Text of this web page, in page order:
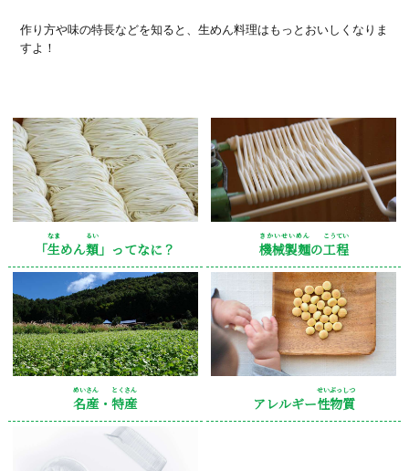
作り方や味の特長などを知ると、生めん料理はもっとおいしくなりま
すよ！
「生
なま
めん類
るい
」ってなに？ 機械製麺
きかいせいめん
の工程
こうてい
名産
めいさん
・特産
とくさん
アレルギー性物質
せいぶっしつ